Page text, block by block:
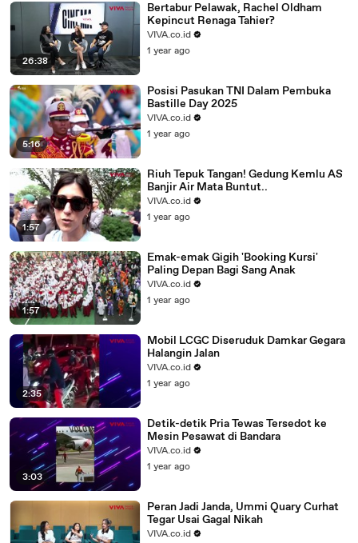
26:38
Bertabur Pelawak, Rachel Oldham
Kepincut Renaga Tahier?
VIVA.co.id
1 year ago
5:16
Posisi Pasukan TNI Dalam Pembuka
Bastille Day 2025
VIVA.co.id
1 year ago
1:57
Riuh Tepuk Tangan! Gedung Kemlu AS
Banjir Air Mata Buntut..
VIVA.co.id
1 year ago
1:57
Emak-emak Gigih 'Booking Kursi'
Paling Depan Bagi Sang Anak
VIVA.co.id
1 year ago
2:35
Mobil LCGC Diseruduk Damkar Gegara
Halangin Jalan
VIVA.co.id
1 year ago
3:03
Detik-detik Pria Tewas Tersedot ke
Mesin Pesawat di Bandara
VIVA.co.id
1 year ago
Peran Jadi Janda, Ummi Quary Curhat
Tegar Usai Gagal Nikah
VIVA.co.id